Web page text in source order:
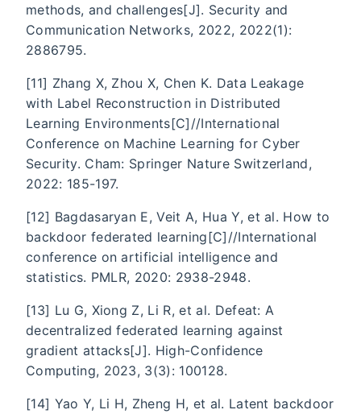
methods, and challenges[J]. Security and
Communication Networks, 2022, 2022(1):
2886795.
[11] Zhang X, Zhou X, Chen K. Data Leakage
with Label Reconstruction in Distributed
Learning Environments[C]//International
Conference on Machine Learning for Cyber
Security. Cham: Springer Nature Switzerland,
2022: 185-197.
[12] Bagdasaryan E, Veit A, Hua Y, et al. How to
backdoor federated learning[C]//International
conference on artificial intelligence and
statistics. PMLR, 2020: 2938-2948.
[13] Lu G, Xiong Z, Li R, et al. Defeat: A
decentralized federated learning against
gradient attacks[J]. High-Confidence
Computing, 2023, 3(3): 100128.
[14] Yao Y, Li H, Zheng H, et al. Latent backdoor